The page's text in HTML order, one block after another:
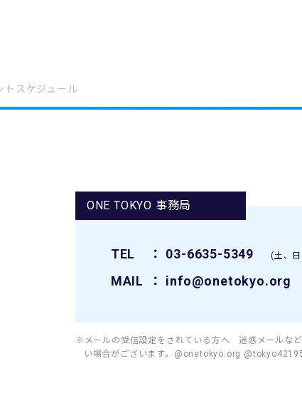
トスケジュール
ONE TOKYO 事務局
TEL ： 03-6635-5349 (土、
MAIL ： info@onetokyo.org
※メールの受信設定をされている方へ 迷惑メールな
い場合がございます。@onetokyo.org